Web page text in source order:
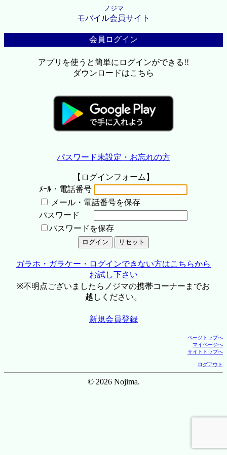
ノジマ
モバイル会員サイト
会員ログイン
アプリを使うと簡単にログインができる!!
ダウンロードはこちら
パスワード未設定・お忘れの方
【ログインフォーム】
ﾒｰﾙ・電話番号
メール・電話番号を保存
パスワード
パスワードを保存
ガラホ・ガラケー・ログインできない方はこちらから
お試し下さい
※不明点ございましたらノジマの携帯コーナーまでお
越しください。
新規会員登録
ページトップへ
マイページへ
サイトトップへ
ログアウト
© 2026 Nojima.